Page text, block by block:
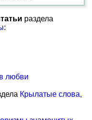
раздела
:
любви
Крылатые слова,